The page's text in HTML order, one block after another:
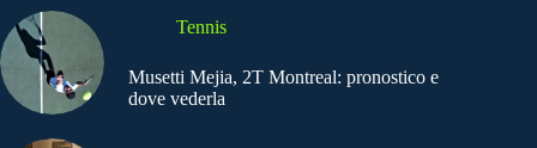
Tennis
Musetti Mejia, 2T Montreal: pronostico e
dove vederla